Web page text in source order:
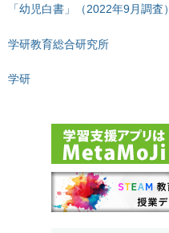
「幼児白書」（2022年9月調査）
学研教育総合研究所
学研